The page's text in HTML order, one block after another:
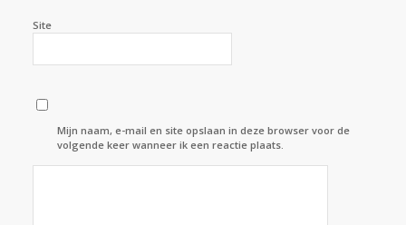
Site
Mijn naam, e-mail en site opslaan in deze browser voor de
volgende keer wanneer ik een reactie plaats.